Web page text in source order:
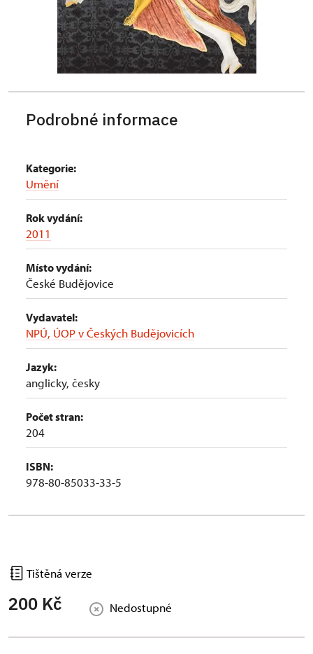
Podrobné informace
Kategorie:
Umění
Rok vydání:
2011
Místo vydání:
České Budějovice
Vydavatel:
NPÚ, ÚOP v Českých Budějovicích
Jazyk:
anglicky, česky
Počet stran:
204
ISBN:
978-80-85033-33-5
Tištěná verze
200 Kč Nedostupné